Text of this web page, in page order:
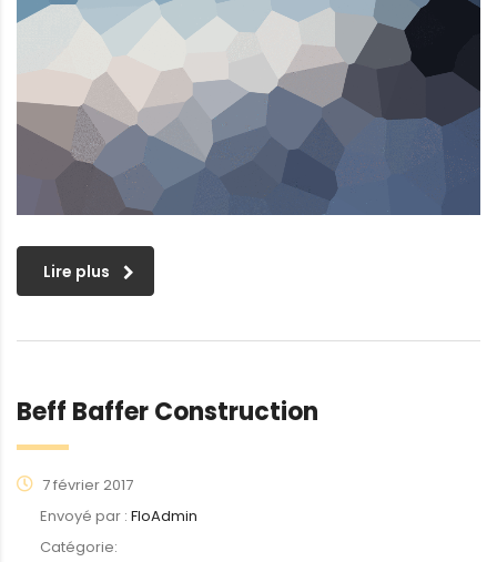
Lire plus
Beff Baffer Construction
7 février 2017
Envoyé par : FloAdmin
Catégorie: